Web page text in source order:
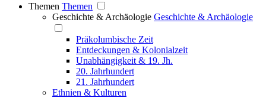
Themen Themen
Geschichte & Archäologie Geschichte & Archäologie
Präkolumbische Zeit
Entdeckungen & Kolonialzeit
Unabhängigkeit & 19. Jh.
20. Jahrhundert
21. Jahrhundert
Ethnien & Kulturen